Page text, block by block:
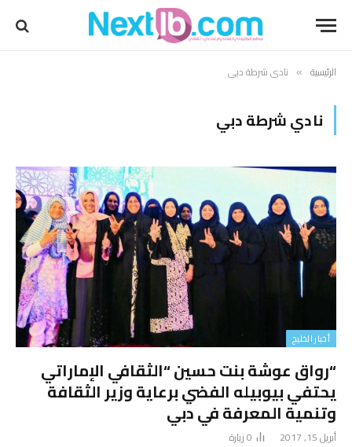
الرئيسية » نادي شرطة دبي
نادي شرطة دبي
أخبار الخليج
“رواق عوشة بنت حسين “الثقافي الإماراتي
يحتفي بيوبيله الفضي برعاية وزير الثقافة
وتنمية المعرفة في دبي
أبريل 15, 2017 0زيارة